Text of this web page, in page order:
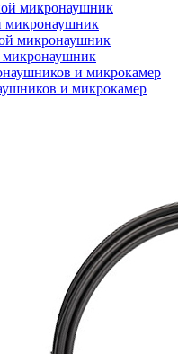
микронаушник
и микрокамер